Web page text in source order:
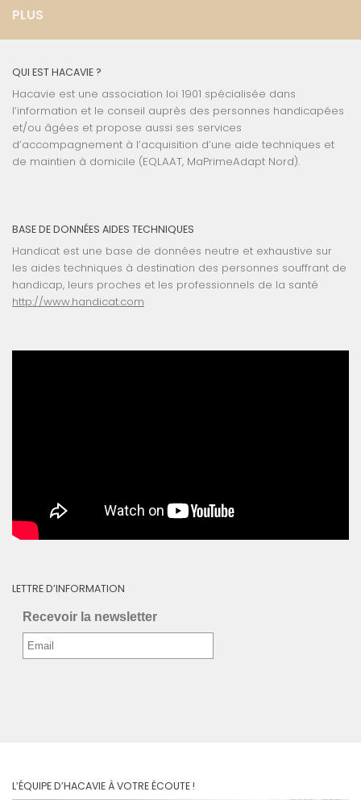
PLUS
QUI EST HACAVIE ?
Hacavie est une association loi 1901 spécialisée dans
l’information et le conseil auprès des personnes handicapées
et/ou âgées et propose aussi ses services
d’accompagnement à l’acquisition d’une aide techniques et
de maintien à domicile (EQLAAT, MaPrimeAdapt Nord).
BASE DE DONNÉES AIDES TECHNIQUES
Handicat est une base de données neutre et exhaustive sur
les aides techniques à destination des personnes souffrant de
handicap, leurs proches et les professionnels de la santé
http://www.handicat.com
LETTRE D’INFORMATION
Recevoir la newsletter
L’ÉQUIPE D’HACAVIE À VOTRE ÉCOUTE !